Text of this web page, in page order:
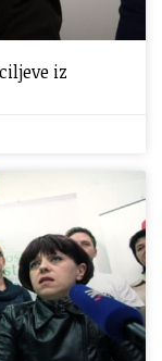
iz